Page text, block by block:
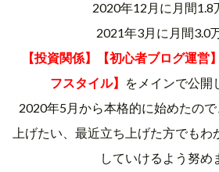
2020年12月に月間1.8
2021年3月に月間3.0
【投資関係】【初心者ブログ運営
フスタイル】
をメインで公開
2020年5月から本格的に始めたの
上げたい、最近立ち上げた方でも
していけるよう努め